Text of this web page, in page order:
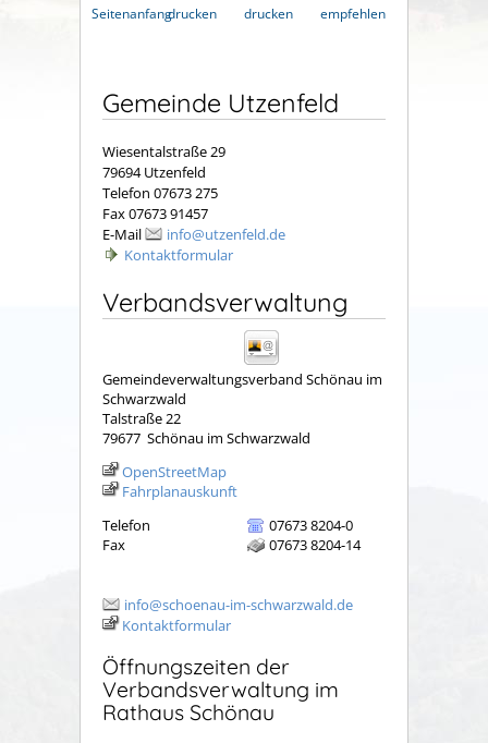
Seitenanfangdrucken
drucken
empfehlen
Gemeinde Utzenfeld
Wiesentalstraße 29
79694 Utzenfeld
Telefon 07673 275
Fax 07673 91457
E-Mail
info@utzenfeld.de
Kontaktformular
Verbandsverwaltung
Gemeindeverwaltungsverband Schönau im
Schwarzwald
Talstraße 22
79677 Schönau im Schwarzwald
OpenStreetMap
Fahrplanauskunft
Telefon
07673 8204-0
Fax
07673 8204-14
info@schoenau-im-schwarzwald.de
Kontaktformular
Öffnungszeiten der
Verbandsverwaltung im
Rathaus Schönau